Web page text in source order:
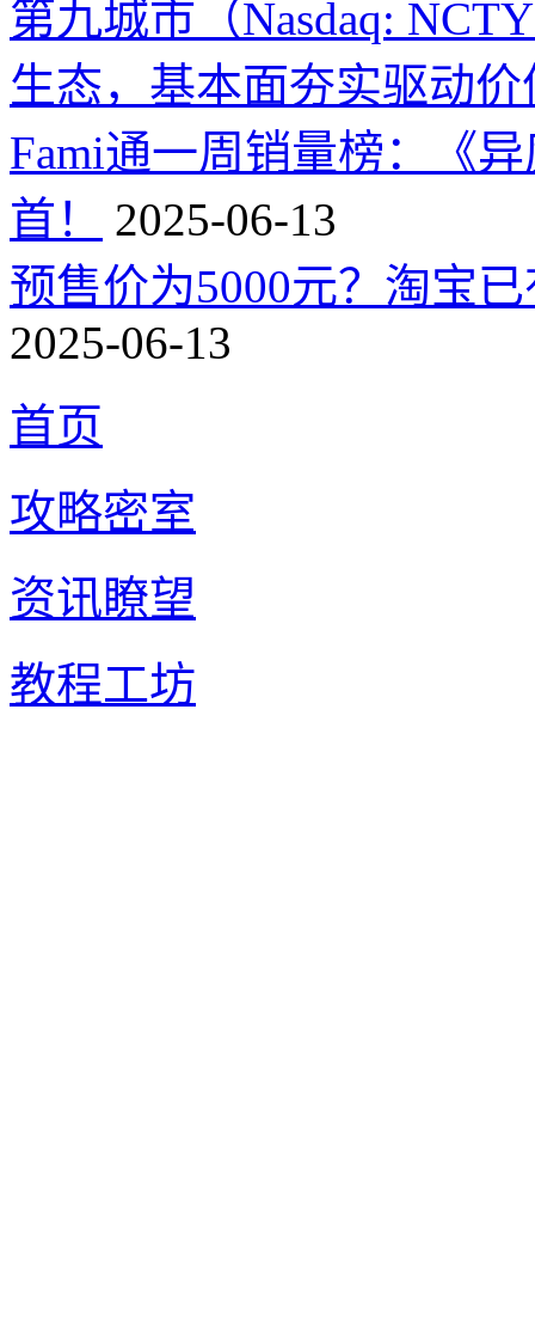
第九城市（Nasdaq:
生态，基本面夯实驱动价
Fami通一周销量榜：《
首！
2025-06-13
预售价为5000元？淘宝
2025-06-13
首页
攻略密室
资讯瞭望
教程工坊